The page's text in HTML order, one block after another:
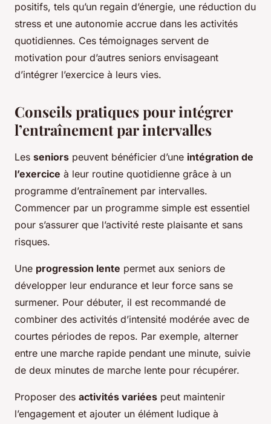
positifs, tels qu’un regain d’énergie, une réduction du
stress et une autonomie accrue dans les activités
quotidiennes. Ces témoignages servent de
motivation pour d’autres seniors envisageant
d’intégrer l’exercice à leurs vies.
Conseils pratiques pour intégrer
l’entraînement par intervalles
Les seniors peuvent bénéficier d’une intégration de
l’exercice à leur routine quotidienne grâce à un
programme d’entraînement par intervalles.
Commencer par un programme simple est essentiel
pour s’assurer que l’activité reste plaisante et sans
risques.
Une progression lente permet aux seniors de
développer leur endurance et leur force sans se
surmener. Pour débuter, il est recommandé de
combiner des activités d’intensité modérée avec de
courtes périodes de repos. Par exemple, alterner
entre une marche rapide pendant une minute, suivie
de deux minutes de marche lente pour récupérer.
Proposer des activités variées peut maintenir
l’engagement et ajouter un élément ludique à